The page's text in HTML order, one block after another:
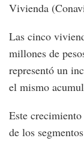
Vivienda
Las cinco
millones de
representó un
el mismo
Este
de los